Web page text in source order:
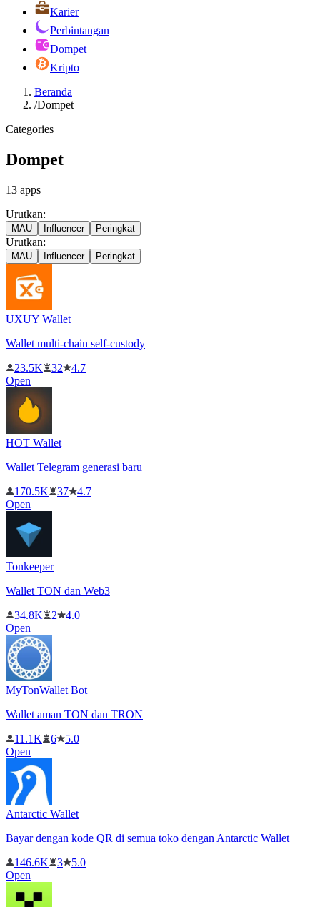
Karier
Perbintangan
Dompet
Kripto
Beranda
/Dompet
Categories
Dompet
13 apps
Urutkan:
MAU Influencer Peringkat
Urutkan:
MAU Influencer Peringkat
UXUY Wallet
Wallet multi-chain self-custody
23.5K
32
4.7
Open
HOT Wallet
Wallet Telegram generasi baru
170.5K
37
4.7
Open
Tonkeeper
Wallet TON dan Web3
34.8K
2
4.0
Open
MyTonWallet Bot
Wallet aman TON dan TRON
11.1K
6
5.0
Open
Antarctic Wallet
Bayar dengan kode QR di semua toko dengan Antarctic Wallet
146.6K
3
5.0
Open